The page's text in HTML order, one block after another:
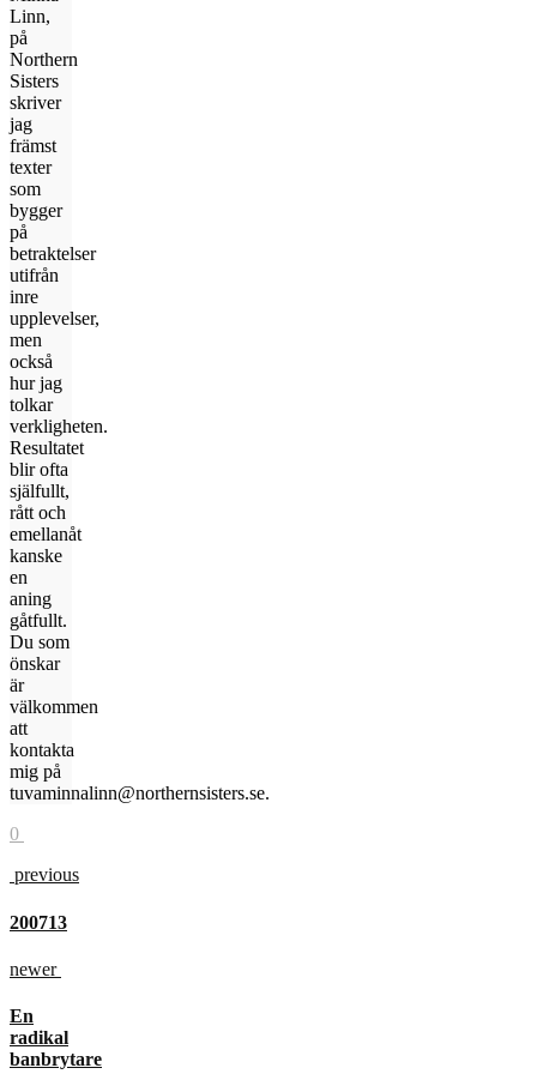
Linn,
på
Northern
Sisters
skriver
jag
främst
texter
som
bygger
på
betraktelser
utifrån
inre
upplevelser,
men
också
hur jag
tolkar
verkligheten.
Resultatet
blir ofta
själfullt,
rått och
emellanåt
kanske
en
aning
gåtfullt.
Du som
önskar
är
välkommen
att
kontakta
mig på
tuvaminnalinn@northernsisters.se.
0
previous
200713
newer
En
radikal
banbrytare